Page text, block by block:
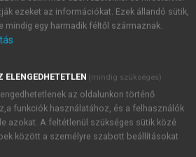
személy nyilatkozott úgy, hogy
de nem volt
Ugyanakkor nehezen
önpusztító gondolat mikor és
kivitelezéssé, kísérletté vagy
az eredmények azonban
öngyilkosság lehetőségének
számos panasszal, tünettel,
állapottal ötvöződik, így
ezeket az információkat. Ezek állandó sütik,
mindig egy harmadik féltől származnak.
ELENGEDHETETLEN (mindig szükséges)
az oldalunkon történő
funkciók használatához, és a felhasználók
azokat. A feltétlenül szükséges sütik közé
között a személyre szabott beállításokat